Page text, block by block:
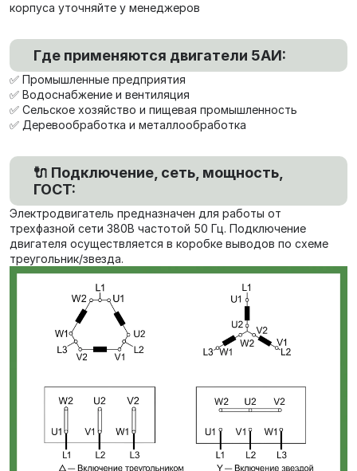
корпуса уточняйте у менеджеров
Где применяются двигатели 5АИ:
✅ Промышленные предприятия
✅ Водоснабжение и вентиляция
✅ Сельское хозяйство и пищевая промышленность
✅ Деревообработка и металлообработка
🔌 Подключение, сеть, мощность,
ГОСТ:
Электродвигатель предназначен для работы от
трехфазной сети 380В частотой 50 Гц. Подключение
двигателя осуществляется в коробке выводов по схеме
треугольник/звезда.